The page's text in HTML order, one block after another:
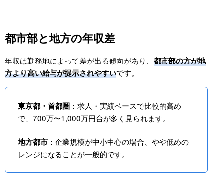
都市部と地方の年収差
年収は勤務地によって差が出る傾向があり、 都市部の方が地
方より高い給与が提示されやすいです。
東京都・首都圏：求人・実績ベースで比較的高め
で、700万〜1,000万円台が多く見られます。
地方都市：企業規模が中小中心の場合、やや低めの
レンジになることが一般的です。